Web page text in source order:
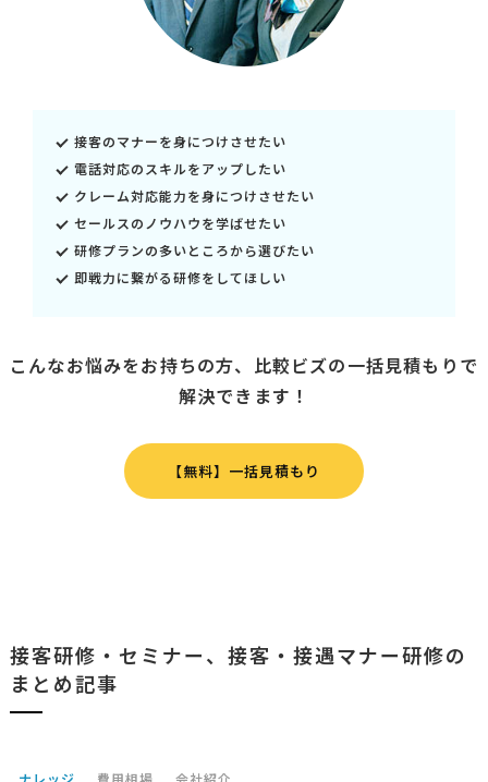
接客のマナーを身につけさせたい
電話対応のスキルをアップしたい
クレーム対応能力を身につけさせたい
セールスのノウハウを学ばせたい
研修プランの多いところから選びたい
即戦力に繋がる研修をしてほしい
こんなお悩みをお持ちの方、比較ビズの一括見積もりで
解決できます！
【無料】一括見積もり
接客研修・セミナー、接客・接遇マナー研修の
まとめ記事